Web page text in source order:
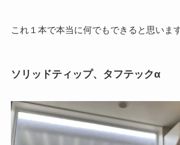
これ１本で本当に何でもできると思いま
ソリッドティップ、タフテックα